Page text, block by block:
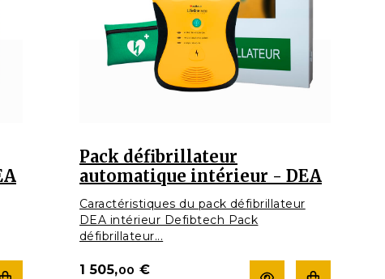
Pack défibrillateur
automatique intérieur - DEA
Caractéristiques du pack défibrillateur
DEA intérieur Defibtech Pack
défibrillateur...
1 505,00 €